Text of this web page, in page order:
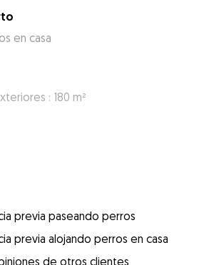
en casa
: 180 m²
previa paseando perros
previa alojando perros en casa
de otros clientes